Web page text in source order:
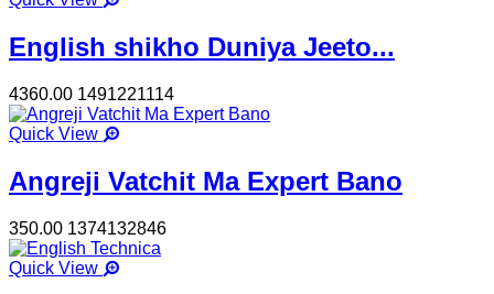
English shikho Duniya Jeeto...
4360.00 1491221114
Quick View
Angreji Vatchit Ma Expert Bano
350.00 1374132846
Quick View